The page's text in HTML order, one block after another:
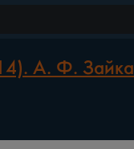
А. Ф. Зайка